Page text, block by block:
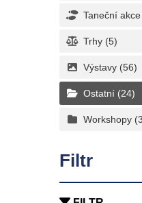
Taneční akce
Trhy (5)
Výstavy (56)
Ostatní (24)
Workshopy
Filtr